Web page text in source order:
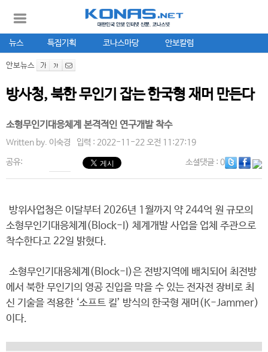
뉴스 특집기획 코나스마당 안보칼럼
안보뉴스
방사청, 북한 무인기 잡는 한국형 재머 만든다
소형무인기대응체계 본격적인 연구개발 착수
Written by. 이숙경 입력 : 2022-11-22 오전 11:27:19
공유: 소셜댓글: 0
방위사업청은 이달부터 2026년 1월까지 약 244억 원 규모의
소형무인기대응체계(Block-I) 체계개발 사업을 업체 주관으로
착수한다고 22일 밝혔다.
소형무인기대응체계(Block-I)은 전방지역에 배치되어 최전방
에서 북한 무인기의 영공 진입을 막을 수 있는 전자전 장비로 최
신 기술을 적용한 ‘소프트 킬’ 방식의 한국형 재머(K-Jammer)
이다.